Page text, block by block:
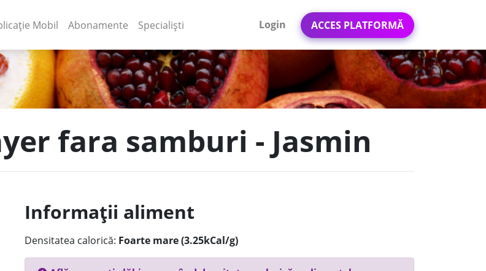
Mobil (current)
Abonamente Specialiști Login ACCES PLATFORMĂ
fara samburi - Jasmin
Informații aliment
Densitatea calorică: Foarte mare (3.25kCal/g)